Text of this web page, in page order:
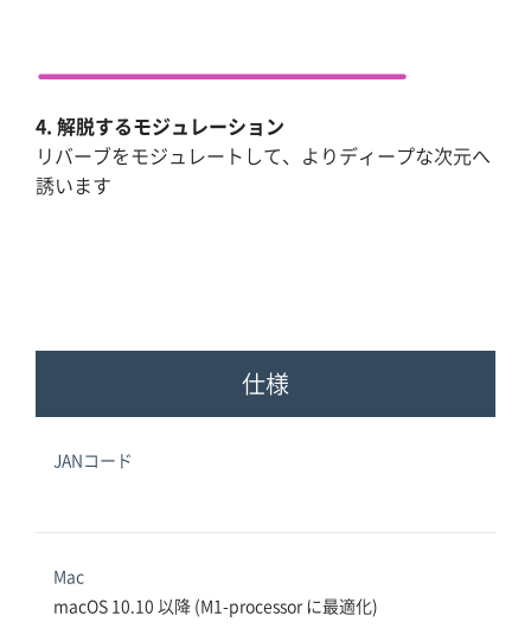
4. 解脱するモジュレーション
リバーブをモジュレートして、よりディープな次元へ
誘います
仕様
JANコード
Mac
macOS 10.10 以降 (M1-processor に最適化)